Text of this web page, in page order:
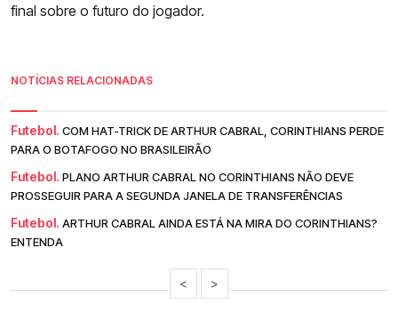
final sobre o futuro do jogador.
NOTÍCIAS RELACIONADAS
Futebol. COM HAT-TRICK DE ARTHUR CABRAL, CORINTHIANS PERDE
PARA O BOTAFOGO NO BRASILEIRÃO
Futebol. PLANO ARTHUR CABRAL NO CORINTHIANS NÃO DEVE
PROSSEGUIR PARA A SEGUNDA JANELA DE TRANSFERÊNCIAS
Futebol. ARTHUR CABRAL AINDA ESTÁ NA MIRA DO CORINTHIANS?
ENTENDA
< >